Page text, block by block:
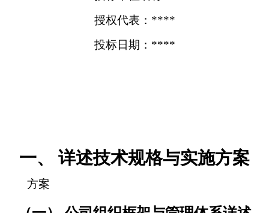
授权代表：****
投标日期：****
一、 详述技术规格与实施方案
方案